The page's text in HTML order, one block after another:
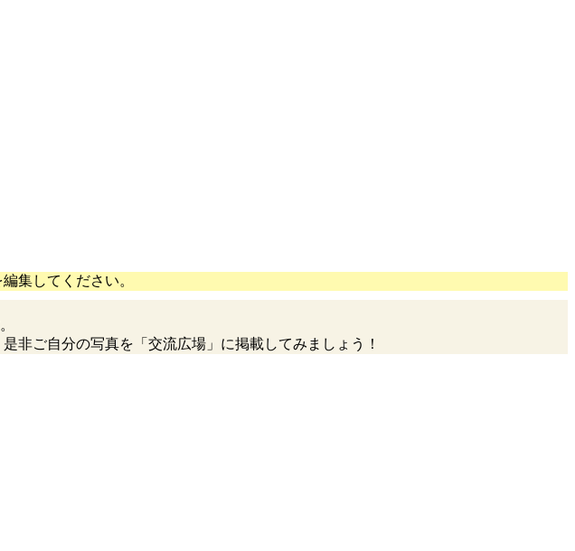
集してください。
非ご自分の写真を「交流広場」に掲載してみましょう！